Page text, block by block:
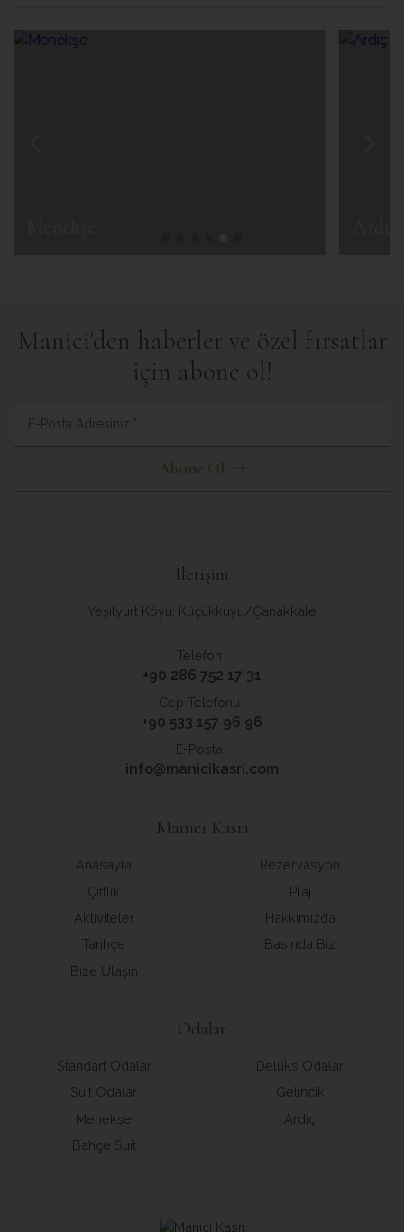
Manici'den haberler ve özel fırsatlar
için abone ol!
Abone Ol
İletişim
Yeşilyurt Köyü, Küçükkuyu/Çanakkale
Telefon :
+90 286 752 17 31
Cep Telefonu :
+90 533 157 96 96
E-Posta :
info@manicikasri.com
Manici Kasrı
Anasayfa
Rezervasyon
Çiftlik
Plaj
Aktiviteler
Hakkımızda
Tarihçe
Basında Biz
Bize Ulaşın
Odalar
Standart Odalar
Delüks Odalar
Suit Odalar
Gelincik
Menekşe
Ardıç
Bahçe Suit